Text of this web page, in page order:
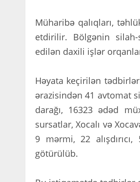
Müharibə qalıqları,
etdirilir. Bölgənin silah-
edilən daxili işlər
Həyata keçirilən
ərazisindən 41 avtomat
darağı, 16323 ədəd
sursatlar, Xocalı və
9 mərmi, 22
götürülüb.